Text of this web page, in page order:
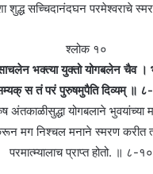
शुद्ध सच्चिदानंदघन परमेश्वराचे
श्लोक १०
भक्त्या युक्तो योगबलेन चैव ।
स तं परं पुरुषमुपैति दिव्यम्‌ ॥
अंतकाळीसुद्धा योगबलाने भुवयांच्या
मग निश्चल मनाने स्मरण करीत
परमात्म्यालाच प्राप्त होतो. ॥ ८-